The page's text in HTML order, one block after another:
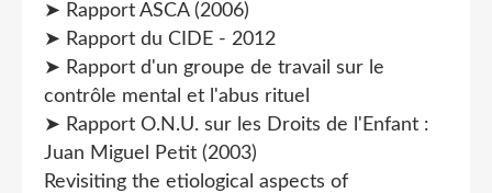
➤ Rapport ASCA (2006)
➤ Rapport du CIDE - 2012
➤ Rapport d'un groupe de travail sur le
contrôle mental et l'abus rituel
➤ Rapport O.N.U. sur les Droits de l'Enfant :
Juan Miguel Petit (2003)
Revisiting the etiological aspects of